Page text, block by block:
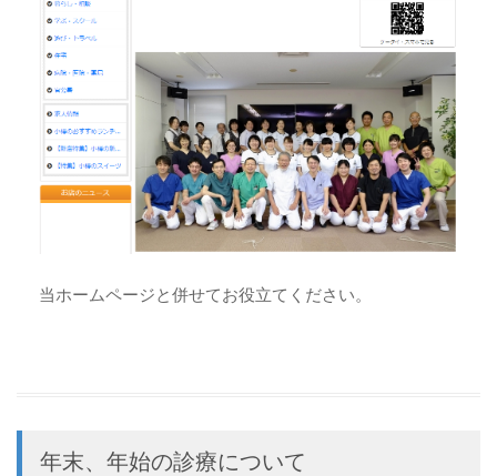
当ホームページと併せてお役立てください。
年末、年始の診療について